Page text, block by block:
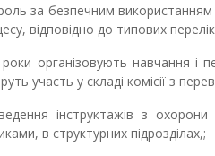
за безпечним
відповідно до типових
організовують навчання і
участь у складі комісії з
інструктажів з охорони
в структурних підрозділах,;